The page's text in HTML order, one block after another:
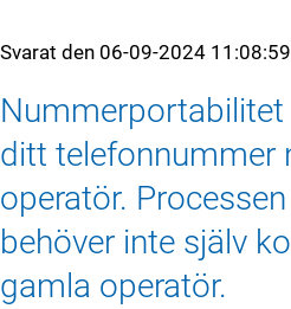
Svarat den 06-09-2024 11:08:59
ditt telefonnummer
operatör.
behöver inte själv
gamla operatör.